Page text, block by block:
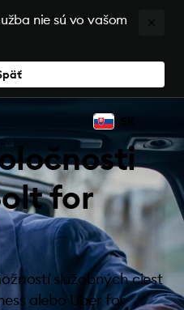
nie sú vo vašom
for
služobných ciest
alebo Uber for